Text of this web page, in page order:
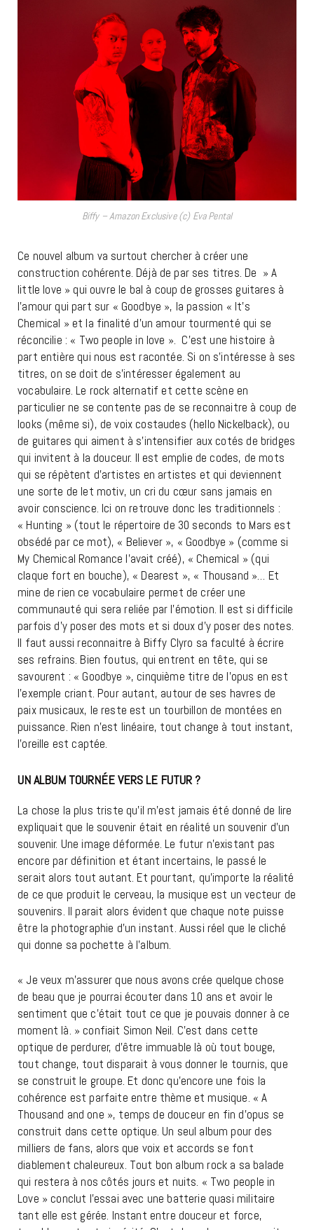
Biffy – Amazon Exclusive (c) Eva Pental
Ce nouvel album va surtout chercher à créer une
construction cohérente. Déjà de par ses titres. De » A
little love » qui ouvre le bal à coup de grosses guitares à
l’amour qui part sur « Goodbye », la passion « It’s
Chemical » et la finalité d’un amour tourmenté qui se
réconcilie : « Two people in love ». C’est une histoire à
part entière qui nous est racontée. Si on s’intéresse à ses
titres, on se doit de s’intéresser également au
vocabulaire. Le rock alternatif et cette scène en
particulier ne se contente pas de se reconnaitre à coup de
looks (même si), de voix costaudes (hello Nickelback), ou
de guitares qui aiment à s’intensifier aux cotés de bridges
qui invitent à la douceur. Il est emplie de codes, de mots
qui se répètent d’artistes en artistes et qui deviennent
une sorte de let motiv, un cri du cœur sans jamais en
avoir conscience. Ici on retrouve donc les traditionnels :
« Hunting » (tout le répertoire de 30 seconds to Mars est
obsédé par ce mot), « Believer », « Goodbye » (comme si
My Chemical Romance l’avait créé), « Chemical » (qui
claque fort en bouche), « Dearest », « Thousand »… Et
mine de rien ce vocabulaire permet de créer une
communauté qui sera reliée par l’émotion. Il est si difficile
parfois d’y poser des mots et si doux d’y poser des notes.
Il faut aussi reconnaitre à Biffy Clyro sa faculté à écrire
ses refrains. Bien foutus, qui entrent en tête, qui se
savourent : « Goodbye », cinquième titre de l’opus en est
l’exemple criant. Pour autant, autour de ses havres de
paix musicaux, le reste est un tourbillon de montées en
puissance. Rien n’est linéaire, tout change à tout instant,
l’oreille est captée.
UN ALBUM TOURNÉE VERS LE FUTUR ?
La chose la plus triste qu’il m’est jamais été donné de lire
expliquait que le souvenir était en réalité un souvenir d’un
souvenir. Une image déformée. Le futur n’existant pas
encore par définition et étant incertains, le passé le
serait alors tout autant. Et pourtant, qu’importe la réalité
de ce que produit le cerveau, la musique est un vecteur de
souvenirs. Il parait alors évident que chaque note puisse
être la photographie d’un instant. Aussi réel que le cliché
qui donne sa pochette à l’album.
« Je veux m’assurer que nous avons crée quelque chose
de beau que je pourrai écouter dans 10 ans et avoir le
sentiment que c’était tout ce que je pouvais donner à ce
moment là. » confiait Simon Neil. C’est dans cette
optique de perdurer, d’être immuable là où tout bouge,
tout change, tout disparait à vous donner le tournis, que
se construit le groupe. Et donc qu’encore une fois la
cohérence est parfaite entre thème et musique. « A
Thousand and one », temps de douceur en fin d’opus se
construit dans cette optique. Un seul album pour des
milliers de fans, alors que voix et accords se font
diablement chaleureux. Tout bon album rock a sa balade
qui restera à nos côtés jours et nuits. « Two people in
Love » conclut l’essai avec une batterie quasi militaire
tant elle est gérée. Instant entre douceur et force,